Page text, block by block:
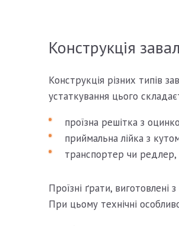
Конструкція
Конструкція різних типів
устаткування цього
проїзна решітка з
приймальна лійка з
транспортер чи редлер,
Проїзні ґрати, виготовлені
При цьому технічні